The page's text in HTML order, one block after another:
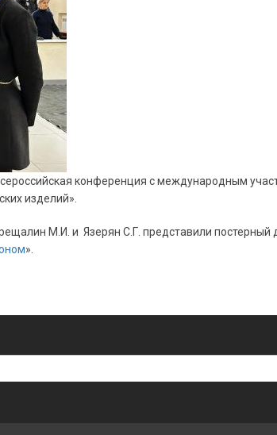
конференция с международным
изделий».
М.И. и Язерян С.Г. представили постерный
».